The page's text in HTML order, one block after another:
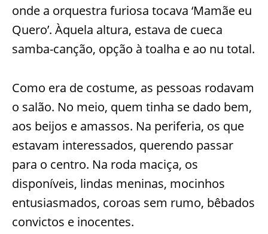
onde a orquestra furiosa tocava ‘Mamãe eu
Quero’. Àquela altura, estava de cueca
samba-canção, opção à toalha e ao nu total.
Como era de costume, as pessoas rodavam
o salão. No meio, quem tinha se dado bem,
aos beijos e amassos. Na periferia, os que
estavam interessados, querendo passar
para o centro. Na roda maciça, os
disponíveis, lindas meninas, mocinhos
entusiasmados, coroas sem rumo, bêbados
convictos e inocentes.